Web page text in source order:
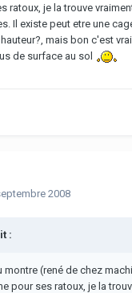
ratoux, je la trouve
Il existe peut etre une
mais bon c'est
de surface au sol
2008
:
montre (rené de chez
pour ses ratoux, je la